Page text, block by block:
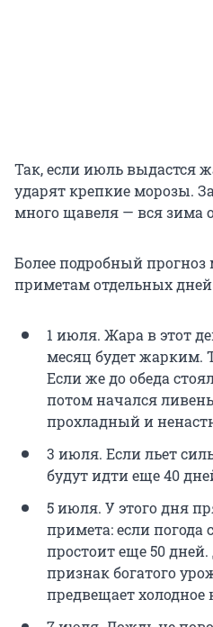
Так, если июль выдастся
ударят крепкие морозы.
много щавеля — вся зима
Более подробный прогноз
приметам отдельных
1 июля. Жара в этот
месяц будет жарким.
Если же до обеда
потом начался
прохладный и
3 июля. Если льет
будут идти еще 40
5 июля. У этого дня
примета: если погода
простоит еще 50
признак богатого
предвещает